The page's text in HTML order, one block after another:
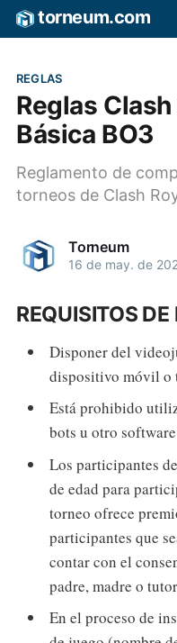
torneum.com
REGLAS
Reglas
Básica BO3
Reglamento de
torneos de Clash
Torneum
16 de may. de
REQUISITOS
Disponer del
dispositivo móvil o
Está prohibido
bots u otro
Los participantes
de edad para
torneo ofrece
participantes que
contar con el
padre, madre o
En el proceso de